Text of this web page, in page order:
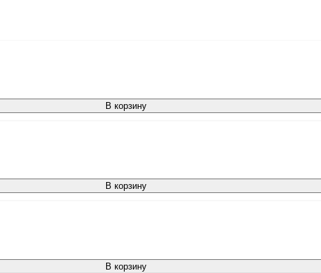
В корзину
В корзину
В корзину